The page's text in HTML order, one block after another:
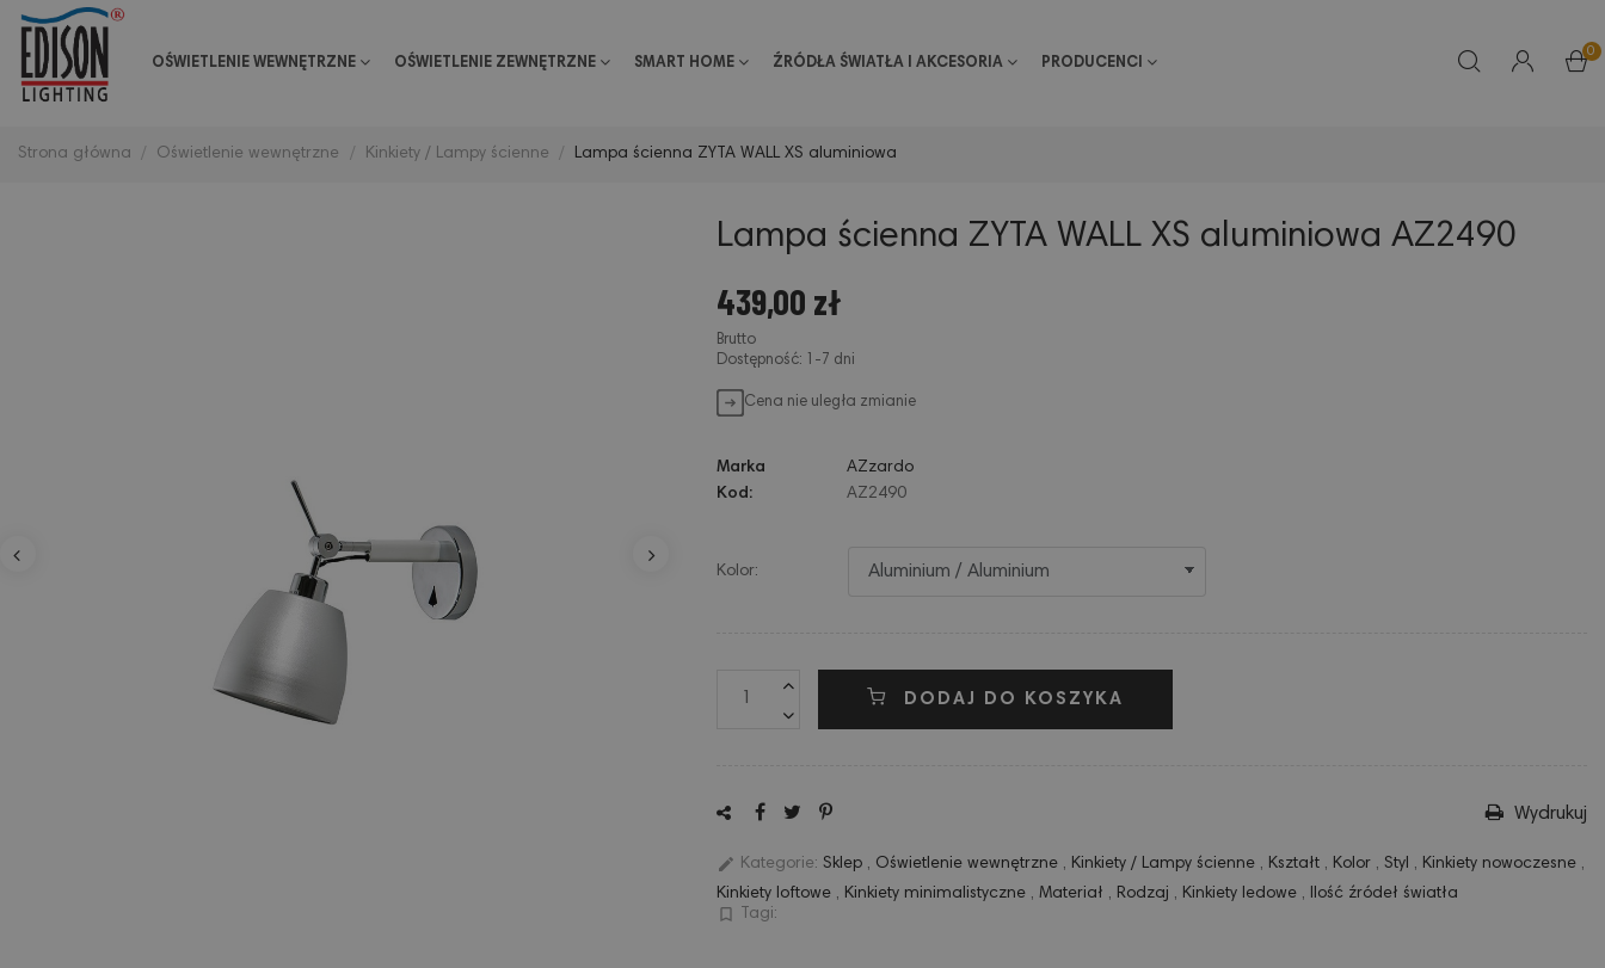
OŚWIETLENIE WEWNĘTRZNE OŚWIETLENIE ZEWNĘTRZNE SMART HOME ŹRÓDŁA ŚWIATŁA I AKCESORIA PRODUCENCI
0
Strona główna Oświetlenie wewnętrzne Kinkiety / Lampy ścienne Lampa ścienna ZYTA WALL XS aluminiowa
Lampa ścienna ZYTA WALL XS aluminiowa AZ2490
439,00 zł
Brutto
Dostępność: 1-7 dni
Cena nie uległa zmianie
Marka
AZzardo
Kod:
AZ2490
Kolor:
DODAJ DO KOSZYKA
Wydrukuj
edit Kategorie: Sklep , Oświetlenie wewnętrzne , Kinkiety / Lampy ścienne , Kształt , Kolor , Styl , Kinkiety nowoczesne ,
Kinkiety loftowe , Kinkiety minimalistyczne , Materiał , Rodzaj , Kinkiety ledowe , Ilość źródeł światła
bookmark_border Tagi: